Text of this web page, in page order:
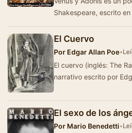
Shakespeare, escrito
Ovi…
El Cuervo
Por Edgar Allan Poe•
El cuervo (inglés: The
narrativo escrito por
El sexo de los
Por Mario Benedetti•